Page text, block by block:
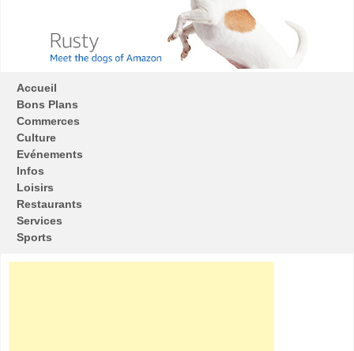
Accueil
Bons Plans
Commerces
Culture
Evénements
Infos
Loisirs
Restaurants
Services
Sports